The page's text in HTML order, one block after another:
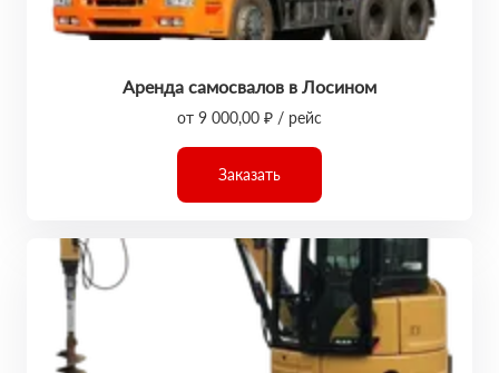
Аренда самосвалов в Лосином
от 9 000,00 ₽ / рейс
Заказать